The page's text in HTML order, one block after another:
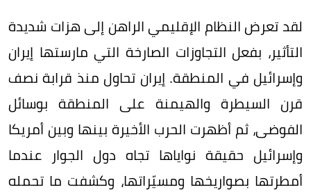
لقد تعرض النظام الإقليمي الراهن إلى هزات شديدة
التأثير، بفعل التجاوزات الصارخة التي مارستها إيران
وإسرائيل في المنطقة. إيران تحاول منذ قرابة نصف
قرن السيطرة والهيمنة على المنطقة بوسائل
الفوضى، ثم أظهرت الحرب الأخيرة بينها وبين أمريكا
وإسرائيل حقيقة نواياها تجاه دول الجوار عندما
أمطرتها بصواريخها ومسيّراتها، وكشفت ما تحمله